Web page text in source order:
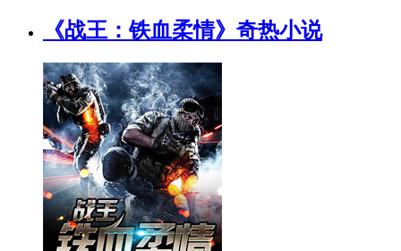
《战王：铁血柔情》奇热小说